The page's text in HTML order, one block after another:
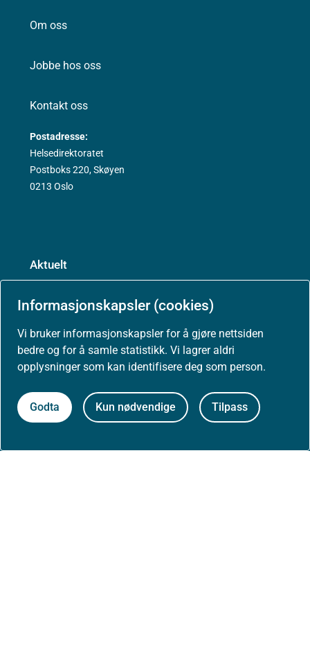
Informasjonskapsler (cookies)
Vi bruker informasjonskapsler for å gjøre nettsiden
bedre og for å samle statistikk. Vi lagrer aldri
opplysninger som kan identifisere deg som person.
Godta Kun nødvendige Tilpass
Om oss
Jobbe hos oss
Kontakt oss
Postadresse:
Helsedirektoratet
Postboks 220, Skøyen
0213 Oslo
Aktuelt
Nyheter
Arrangementer
Presse